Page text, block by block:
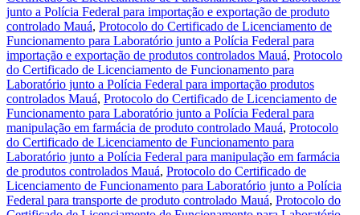
junto a Polícia Federal para importação e exportação de produto
controlado Mauá, Protocolo do Certificado de Licenciamento de
Funcionamento para Laboratório junto a Polícia Federal para
importação e exportação de produtos controlados Mauá, Protocolo
do Certificado de Licenciamento de Funcionamento para
Laboratório junto a Polícia Federal para importação produtos
controlados Mauá, Protocolo do Certificado de Licenciamento de
Funcionamento para Laboratório junto a Polícia Federal para
manipulação em farmácia de produto controlado Mauá, Protocolo
do Certificado de Licenciamento de Funcionamento para
Laboratório junto a Polícia Federal para manipulação em farmácia
de produtos controlados Mauá, Protocolo do Certificado de
Licenciamento de Funcionamento para Laboratório junto a Polícia
Federal para transporte de produto controlado Mauá, Protocolo do